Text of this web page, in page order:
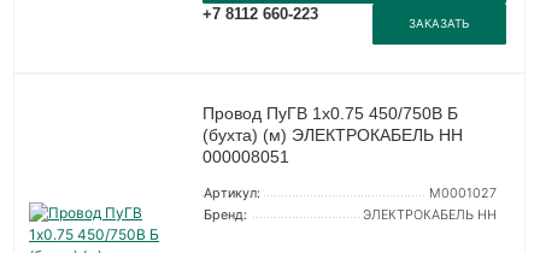
+7 8112 660-223
ЗАКАЗАТЬ
Провод ПуГВ 1х0.75 450/750В Б
(бухта) (м) ЭЛЕКТРОКАБЕЛЬ НН
000008051
Артикул:
M0001027
Бренд:
ЭЛЕКТРОКАБЕЛЬ НН